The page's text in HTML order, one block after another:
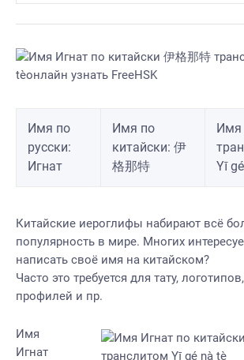
Имя по
русски:
Игнат
Имя по
китайски: 伊
格那特
Имя
Yī
Китайские иероглифы набирают всё
популярность в мире. Многих
написать своё имя на китайском?
Часто это требуется для тату,
профилей и пр.
Имя
Игнат